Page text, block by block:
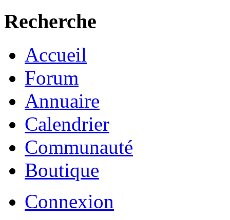
Recherche
Accueil
Forum
Annuaire
Calendrier
Communauté
Boutique
Connexion